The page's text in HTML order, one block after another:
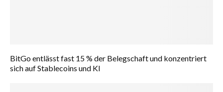
BitGo entlässt fast 15 % der Belegschaft und konzentriert
sich auf Stablecoins und KI